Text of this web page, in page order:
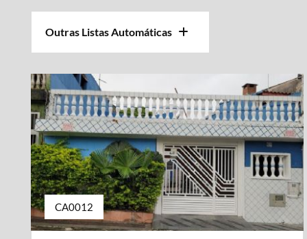
Outras Listas Automáticas
CA0012